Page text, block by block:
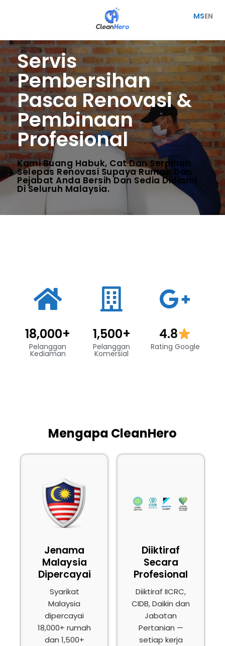
MSEN
Servis
Pembersihan
Pasca Renovasi &
Pembinaan
Profesional
Kami Buang Habuk, Cat Dan Serpihan
Selepas Renovasi Supaya Rumah Dan
Pejabat Anda Bersih Dan Sedia Didiami
Di Seluruh Malaysia.
Pelanggan
Kediaman
18,000+
Pelanggan
Komersial
1,500+
Rating Google
4.8
Mengapa CleanHero
Jenama
Malaysia
Dipercayai
Syarikat
Malaysia
dipercayai
18,000+ rumah
dan 1,500+
Diiktiraf
Secara
Profesional
Diiktiraf IICRC,
CIDB, Daikin dan
Jabatan
Pertanian —
setiap kerja